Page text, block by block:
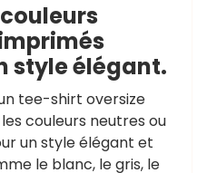
style élégant.
tee-shirt oversize
couleurs neutres ou
un style élégant et
le blanc, le gris, le